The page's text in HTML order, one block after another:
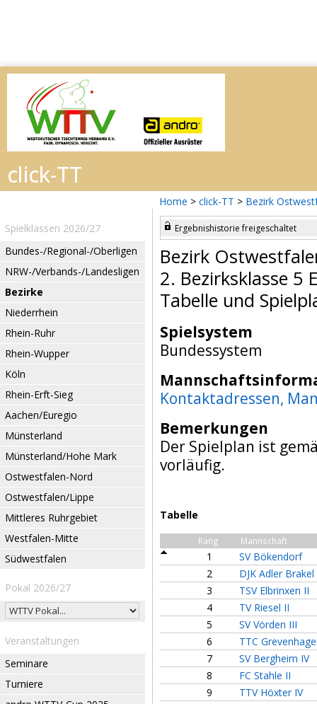
Home > click-TT > Bezirk
Spielklassen 2026/27
Bundes-/Regional-/Oberligen
NRW-/Verbands-/Landesligen
Bezirke
Niederrhein
Rhein-Ruhr
Rhein-Wupper
Köln
Rhein-Erft-Sieg
Aachen/Euregio
Münsterland
Münsterland/Hohe Mark
Ostwestfalen-Nord
Ostwestfalen/Lippe
Mittleres Ruhrgebiet
Westfalen-Mitte
Südwestfalen
Pokal 2026/27
Veranstaltungen
Seminare
Turniere
Ergebnishistorie freigeschaltet
Bezirk
2. Bezirksklasse 5
Tabelle und
Spielsystem
Bundessystem
Kontaktadressen,
Bemerkungen
Der Spielplan ist
vorläufig.
Tabelle
Rang Mannschaft
1
SV Bökendorf
2
DJK Adler Brakel
3
TSV Elbrinxen II
4
TV Riesel II
5
SV Vörden III
6
TTC
7
SV Bergheim IV
8
FC Stahle II
9
TTV Höxter IV